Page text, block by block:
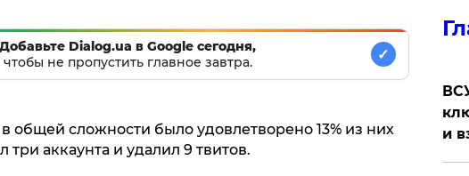
Добавьте Dialog.ua в Google сегодня,
чтобы не пропустить главное завтра.
✓
общей сложности было удовлетворено 13% из них
аккаунта и удалил 9 твитов.
и